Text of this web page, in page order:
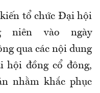
kiến tổ chức Đại hội
niên vào ngày
qua các nội dung
hội đồng cổ đông,
nhằm khắc phục